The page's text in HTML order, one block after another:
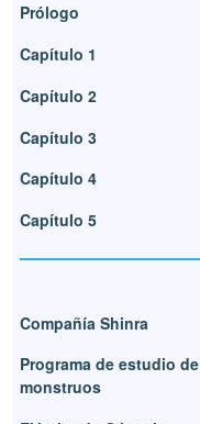
Prólogo
Capítulo 1
Capítulo 2
Capítulo 3
Capítulo 4
Capítulo 5
Compañía Shinra
Programa de estudio de
monstruos